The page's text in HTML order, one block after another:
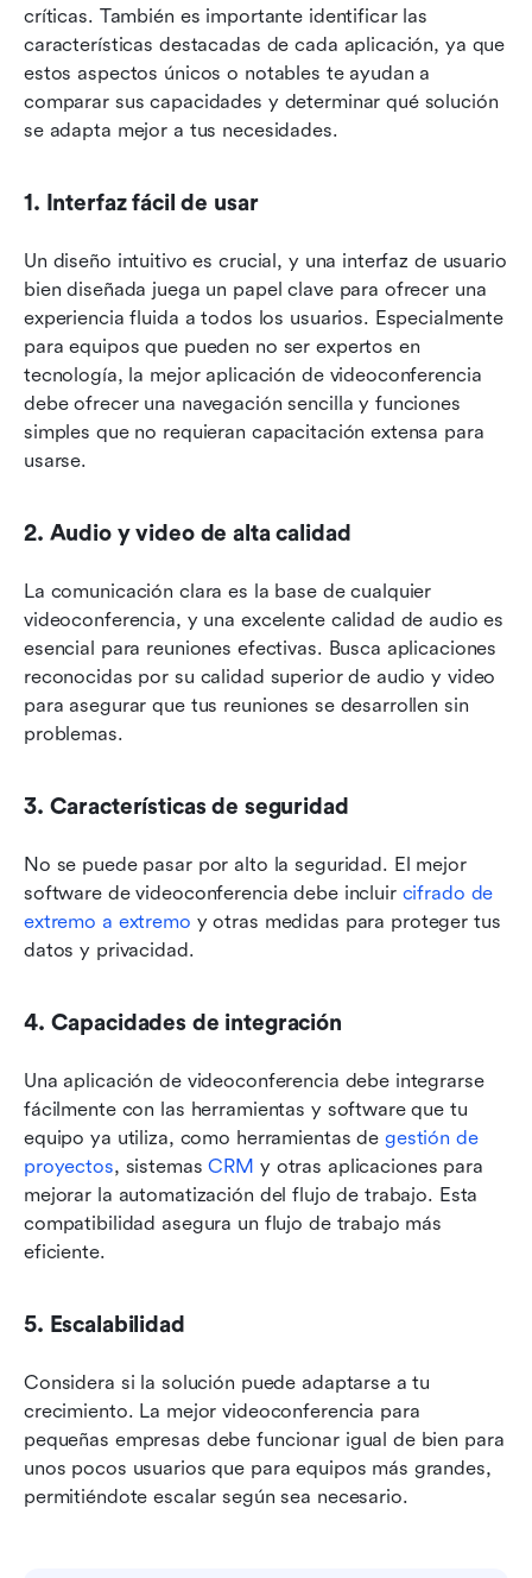
críticas. También es importante identificar las
características destacadas de cada aplicación, ya que
estos aspectos únicos o notables te ayudan a
comparar sus capacidades y determinar qué solución
se adapta mejor a tus necesidades.
1. Interfaz fácil de usar
Un diseño intuitivo es crucial, y una interfaz de usuario
bien diseñada juega un papel clave para ofrecer una
experiencia fluida a todos los usuarios. Especialmente
para equipos que pueden no ser expertos en
tecnología, la mejor aplicación de videoconferencia
debe ofrecer una navegación sencilla y funciones
simples que no requieran capacitación extensa para
usarse.
2. Audio y video de alta calidad
La comunicación clara es la base de cualquier
videoconferencia, y una excelente calidad de audio es
esencial para reuniones efectivas. Busca aplicaciones
reconocidas por su calidad superior de audio y video
para asegurar que tus reuniones se desarrollen sin
problemas.
3. Características de seguridad
No se puede pasar por alto la seguridad. El mejor
software de videoconferencia debe incluir cifrado de
extremo a extremo y otras medidas para proteger tus
datos y privacidad.
4. Capacidades de integración
Una aplicación de videoconferencia debe integrarse
fácilmente con las herramientas y software que tu
equipo ya utiliza, como herramientas de gestión de
proyectos, sistemas CRM y otras aplicaciones para
mejorar la automatización del flujo de trabajo. Esta
compatibilidad asegura un flujo de trabajo más
eficiente.
5. Escalabilidad
Considera si la solución puede adaptarse a tu
crecimiento. La mejor videoconferencia para
pequeñas empresas debe funcionar igual de bien para
unos pocos usuarios que para equipos más grandes,
permitiéndote escalar según sea necesario.